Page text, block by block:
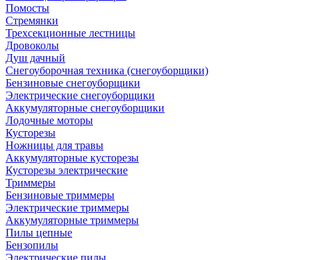
Помосты
Стремянки
Трехсекционные лестницы
Дровоколы
Душ дачный
Снегоуборочная техника (снегоуборщики)
Бензиновые снегоуборщики
Электрические снегоуборщики
Аккумуляторные снегоуборщики
Лодочные моторы
Кусторезы
Ножницы для травы
Аккумуляторные кусторезы
Кусторезы электрические
Триммеры
Бензиновые триммеры
Электрические триммеры
Аккумуляторные триммеры
Пилы цепные
Бензопилы
Электрические пилы